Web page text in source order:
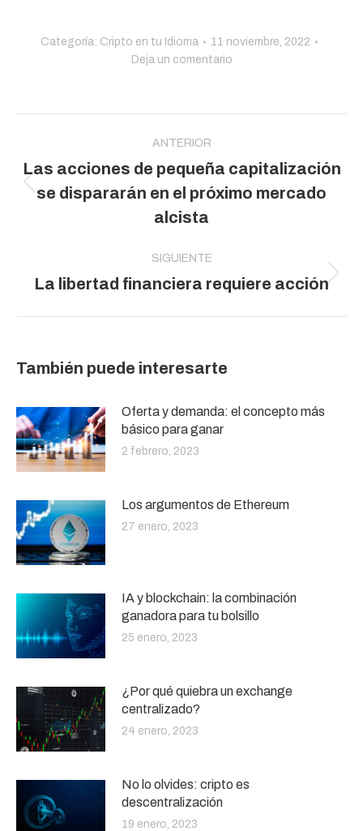
Categoría: Cripto en tu Idioma
11 noviembre, 2022
Deja un comentario
publicaciones
ANTERIOR
Publicación
Las acciones de pequeña capitalización
se dispararán en el próximo mercado
alcista
SIGUIENTE
Publicación
La libertad financiera requiere acción
También puede interesarte
Oferta y demanda: el concepto más
básico para ganar
2 febrero, 2023
Los argumentos de Ethereum
27 enero, 2023
IA y blockchain: la combinación
ganadora para tu bolsillo
25 enero, 2023
¿Por qué quiebra un exchange
centralizado?
24 enero, 2023
No lo olvides: cripto es
descentralización
19 enero, 2023